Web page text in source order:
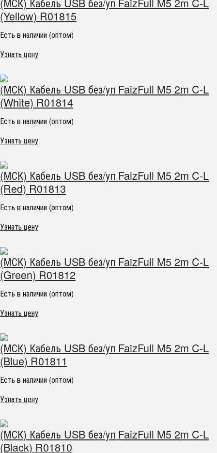
(Yellow) R01815
Есть в наличии (оптом)
Узнать цену
(МСК) Кабель USB без/уп FaizFull M5 2m C-L
(White) R01814
Есть в наличии (оптом)
Узнать цену
(МСК) Кабель USB без/уп FaizFull M5 2m C-L
(Red) R01813
Есть в наличии (оптом)
Узнать цену
(МСК) Кабель USB без/уп FaizFull M5 2m C-L
(Green) R01812
Есть в наличии (оптом)
Узнать цену
(МСК) Кабель USB без/уп FaizFull M5 2m C-L
(Blue) R01811
Есть в наличии (оптом)
Узнать цену
(МСК) Кабель USB без/уп FaizFull M5 2m C-L
(Black) R01810